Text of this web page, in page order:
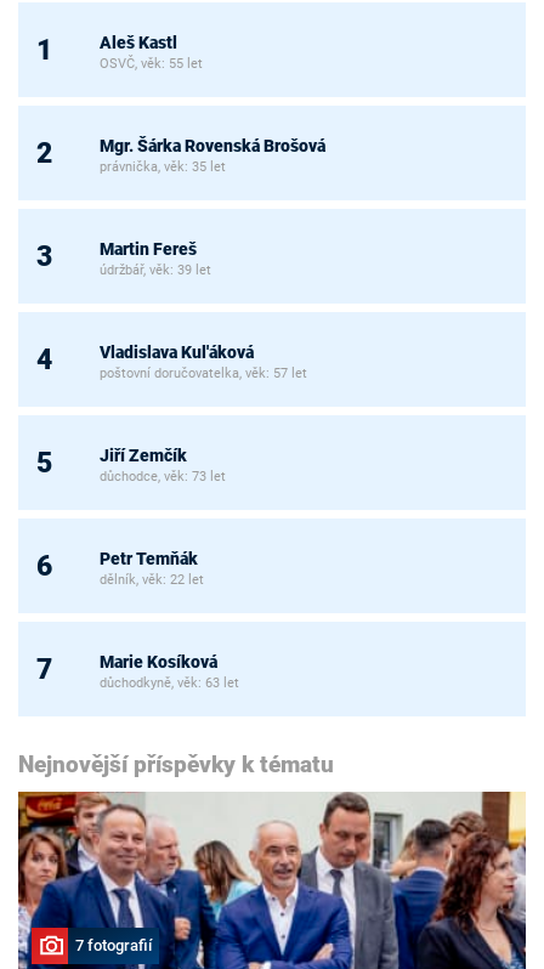
1 Aleš Kastl
OSVČ, věk: 55 let
2 Mgr. Šárka Rovenská Brošová
právnička, věk: 35 let
3 Martin Fereš
údržbář, věk: 39 let
4 Vladislava Kul'áková
poštovní doručovatelka, věk: 57 let
5 Jiří Zemčík
důchodce, věk: 73 let
6 Petr Temňák
dělník, věk: 22 let
7 Marie Kosíková
důchodkyně, věk: 63 let
Nejnovější příspěvky k tématu
7 fotografií